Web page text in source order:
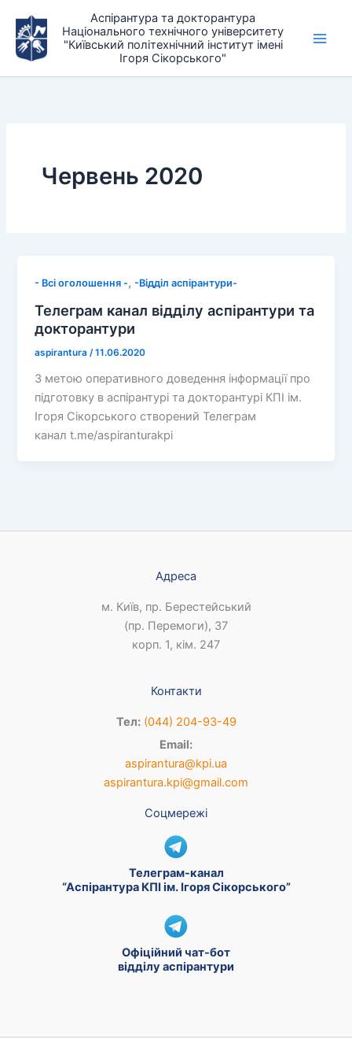
вмісту
Аспірантура та докторантура
Національного технічного університету
"Київський політехнічний інститут імені
Ігоря Сікорського"
Червень 2020
- Всі оголошення -,-Відділ аспірантури-
Телеграм канал відділу аспірантури та
докторантури
aspirantura /11.06.2020
З метою оперативного доведення інформації про
підготовку в аспірантурі та докторантурі КПІ ім.
Ігоря Сікорського створений Телеграм
канал t.me/aspiranturakpi
Адреса
м. Київ, пр. Берестейський
(пр. Перемоги), 37
корп. 1, кім. 247
Контакти
Тел: (044) 204-93-49
Email:
aspirantura@kpi.ua
aspirantura.kpi@gmail.com
Соцмережі
Телеграм-канал
“Аспірантура КПІ ім. Ігоря Сікорського”
Офіційний чат-бот
відділу аспірантури